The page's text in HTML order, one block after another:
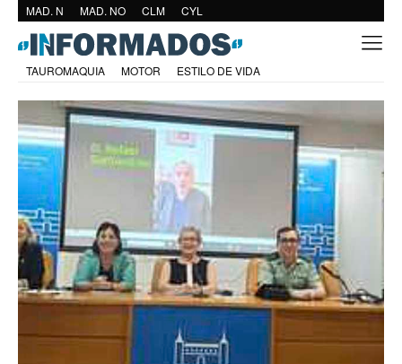
MAD. N MAD. NO CLM CYL
TAUROMAQUIA MOTOR ESTILO DE VIDA